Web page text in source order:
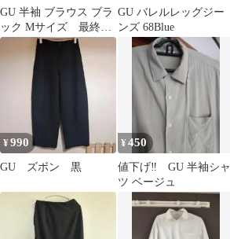
GU 半袖 ブラウス ブラ
ック Mサイズ 最終価
格
GU バレルレッグジー
ンズ 68Blue
¥990
GU ズボン 黒
¥450
値下げ‼️ GU 半袖シャ
ツ ベージュ